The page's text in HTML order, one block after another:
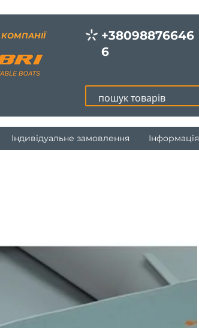
+38098876646
6
Індивідуальне замовлення Інформація